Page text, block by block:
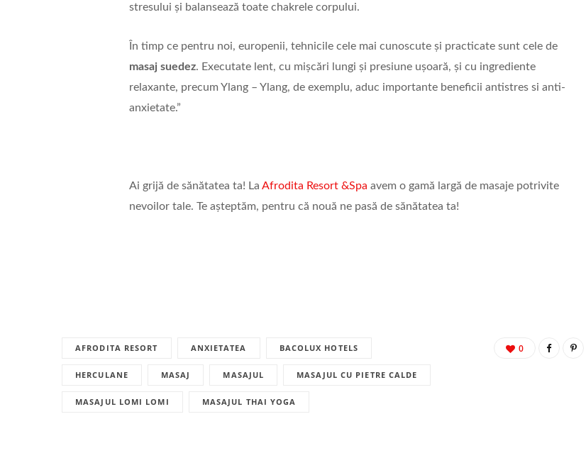
stresului și balansează toate chakrele corpului.
În timp ce pentru noi, europenii, tehnicile cele mai cunoscute și practicate sunt cele de
masaj suedez. Executate lent, cu mișcări lungi și presiune ușoară, și cu ingrediente
relaxante, precum Ylang – Ylang, de exemplu, aduc importante beneficii antistres si anti-
anxietate.”
Ai grijă de sănătatea ta! La Afrodita Resort &Spa avem o gamă largă de masaje potrivite
nevoilor tale. Te așteptăm, pentru că nouă ne pasă de sănătatea ta!
AFRODITA RESORT ANXIETATEA BACOLUX HOTELS
HERCULANE MASAJ MASAJUL MASAJUL CU PIETRE CALDE
MASAJUL LOMI LOMI MASAJUL THAI YOGA
0